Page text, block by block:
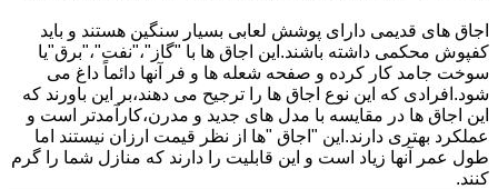
اجاق های قدیمی دارای پوشش لعابی بسیار سنگین هستند و باید
کفپوش محکمی داشته باشند.این اجاق ها با "گاز"،"نفت"،"برق"یا
سوخت جامد کار کرده و صفحه شعله ها و فر آنها دائماً داغ می
شود.افرادی که این نوع اجاق ها را ترجیح می دهند،بر این باورند که
این اجاق ها در مقایسه با مدل های جدید و مدرن،کارآمدتر است و
عملکرد بهتری دارند.این "اجاق "ها از نظر قیمت ارزان نیستند اما
طول عمر آنها زیاد است و این قابلیت را دارند که منازل شما را گرم
کنند.